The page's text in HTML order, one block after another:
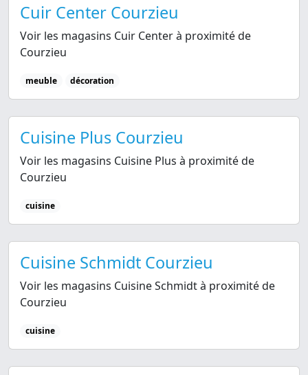
Cuir Center Courzieu
Voir les magasins Cuir Center à proximité de
Courzieu
meuble décoration
Cuisine Plus Courzieu
Voir les magasins Cuisine Plus à proximité de
Courzieu
cuisine
Cuisine Schmidt Courzieu
Voir les magasins Cuisine Schmidt à proximité de
Courzieu
cuisine